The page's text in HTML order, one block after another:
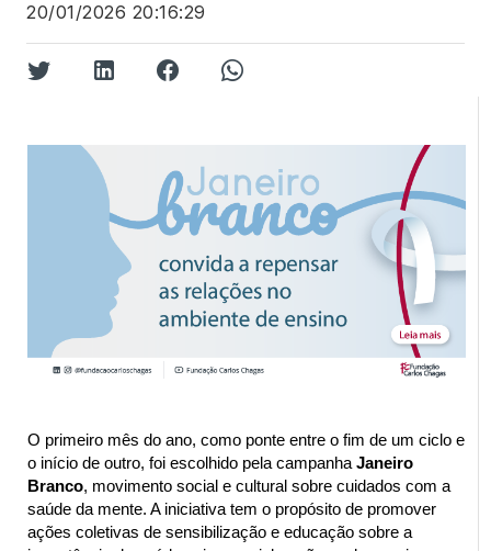
20/01/2026 20:16:29
O primeiro mês do ano, como ponte entre o fim de um ciclo e
o início de outro, foi escolhido pela campanha Janeiro
Branco, movimento social e cultural sobre cuidados com a
saúde da mente. A iniciativa tem o propósito de promover
ações coletivas de sensibilização e educação sobre a